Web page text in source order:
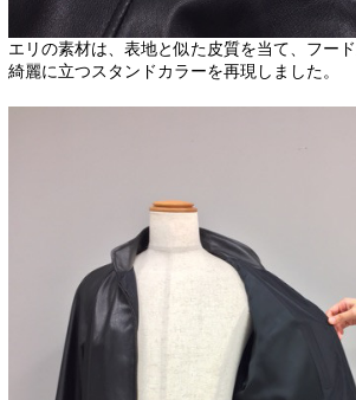
エリの素材は、表地と似た皮質を当て、フー
綺麗に立つスタンドカラーを再現しました。